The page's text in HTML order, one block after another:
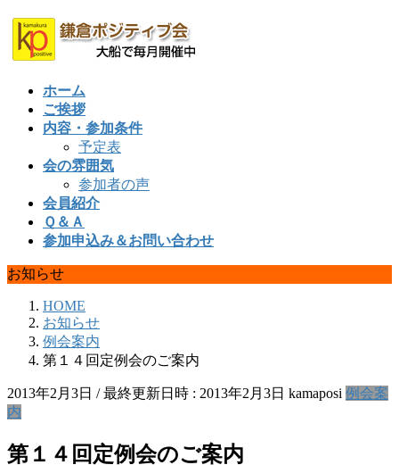
コ
テ
ナ
ゲ
ホーム
ご挨拶
内容・参加条件
予定表
会の雰囲気
参加者の声
会員紹介
Ｑ＆Ａ
参加申込み＆お問い合わせ
お知らせ
HOME
お知らせ
例会案内
第１４回定例会のご案内
2013年2月3日 / 最終更新日時 : 2013年2月3日 kamaposi 例会案
内
第１４回定例会のご案内